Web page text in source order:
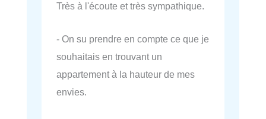
Très à l'écoute et très sympathique.
- On su prendre en compte ce que je
souhaitais en trouvant un
appartement à la hauteur de mes
envies.